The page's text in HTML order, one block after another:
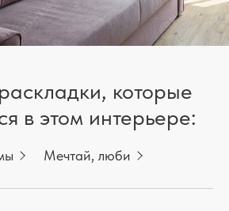
которые
в этом интерьере:
Мечтай, люби